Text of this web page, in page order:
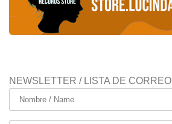
NEWSLETTER / LISTA DE CORREO